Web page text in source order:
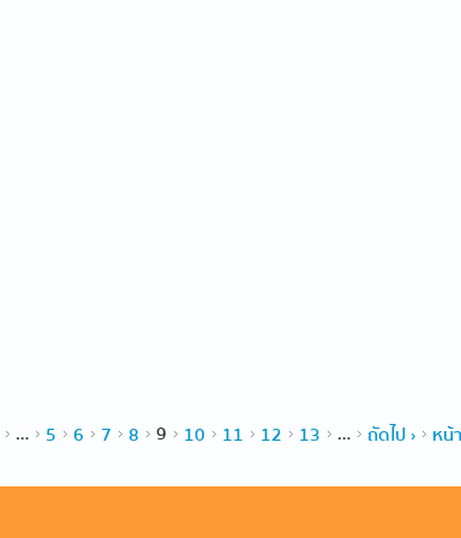
… 5 6 7 8 9 10 11 12 13 … ถัดไป › หน้